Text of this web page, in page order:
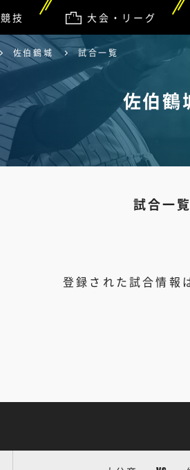
競技 大会・リーグ
佐伯鶴城 試合一覧
佐伯鶴
試合一覧
登録された試合情報